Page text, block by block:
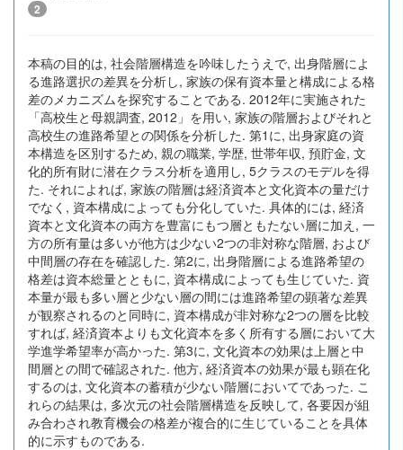
2
本稿の目的は, 社会階層構造を吟味したうえで, 出身階層によ
る進路選択の差異を分析し, 家族の保有資本量と構成による格
差のメカニズムを探究することである. 2012年に実施された
「高校生と母親調査, 2012」を用い, 家族の階層およびそれと
高校生の進路希望との関係を分析した. 第1に, 出身家庭の資
本構造を区別するため, 親の職業, 学歴, 世帯年収, 預貯金, 文
化的所有財に潜在クラス分析を適用し, 5クラスのモデルを得
た. それによれば, 家族の階層は経済資本と文化資本の量だけ
でなく, 資本構成によっても分化していた. 具体的には, 経済
資本と文化資本の両方を豊富にもつ層ともたない層に加え, 一
方の所有量は多いが他方は少ない2つの非対称な階層, および
中間層の存在を確認した. 第2に, 出身階層による進路希望の
格差は資本総量とともに, 資本構成によっても生じていた. 資
本量が最も多い層と少ない層の間には進路希望の顕著な差異
が観察されるのと同時に, 資本構成が非対称な2つの層を比較
すれば, 経済資本よりも文化資本を多く所有する層において大
学進学希望率が高かった. 第3に, 文化資本の効果は上層と中
間層との間で確認された. 他方, 経済資本の効果が最も顕在化
するのは, 文化資本の蓄積が少ない階層においてであった. こ
れらの結果は, 多次元の社会階層構造を反映して, 各要因が組
み合わされ教育機会の格差が複合的に生じていることを具体
的に示すものである.